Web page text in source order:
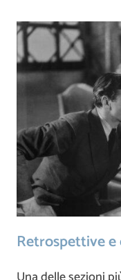
Retrospettive